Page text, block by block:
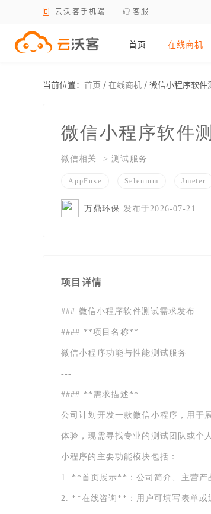
云沃客手机端 客服
首页 在线商机
当前位置： 首页 / 在线商机 / 微信小程序软件
微信小程序软件
微信相关 > 测试服务
AppFuse Selenium Jmeter
万鼎环保 发布于2026-07-21
项目详情
### 微信小程序软件测试需求发布
#### **项目名称**
微信小程序功能与性能测试服务
---
#### **需求描述**
公司计划开发一款微信小程序，用于
体验，现需寻找专业的测试团队或个
小程序的主要功能模块包括：
1. **首页展示**：公司简介、主营产
2. **在线咨询**：用户可填写表单或